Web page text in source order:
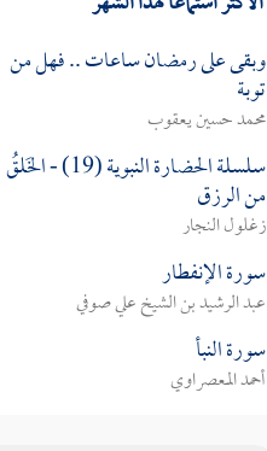
وبقى على رمضان ساعات .. فهل من
توبة
محمد حسين يعقوب
سلسلة الحضارة النبوية (19) - الخَلقُ
من الرزق
زغلول النجار
سورة الإنفطار
عبد الرشيد بن الشيخ علي صوفي
سورة النبأ
أحمد المعصراوي